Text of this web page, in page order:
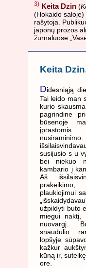
3) Keita Dzin (
(Hokaido
rašytoja.
japonų prozos
žurnaluose
Keita
Didesniąją
Tai leido man
kurio
pagrindine
būsenoje
įprastomis
susijusio s u
bei niekuo
kambario į
Aš
plaukiojimui
užpildyti buto
miegui
nuovargį.
snaudulio
lopšyje
kažkur
kūną ir,
ore.